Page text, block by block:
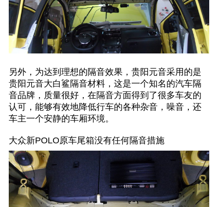
另外，为达到理想的隔音效果，贵阳元音采用的是
贵阳元音大白鲨隔音材料，这是一个知名的汽车隔
音品牌，质量很好，在隔音方面得到了很多车友的
认可，能够有效地降低行车的各种杂音，噪音，还
车主一个安静的车厢环境。
大众新POLO原车尾箱没有任何隔音措施